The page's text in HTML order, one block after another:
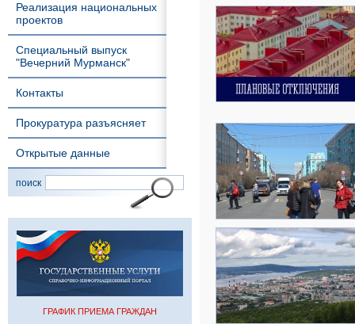
Реализация национальных
проектов
Специальный выпуск
"Вечерний Мурманск"
Контакты
Прокуратура разъясняет
Открытые данные
поиск
ГРАФИК ПРИЕМА ГРАЖДАН